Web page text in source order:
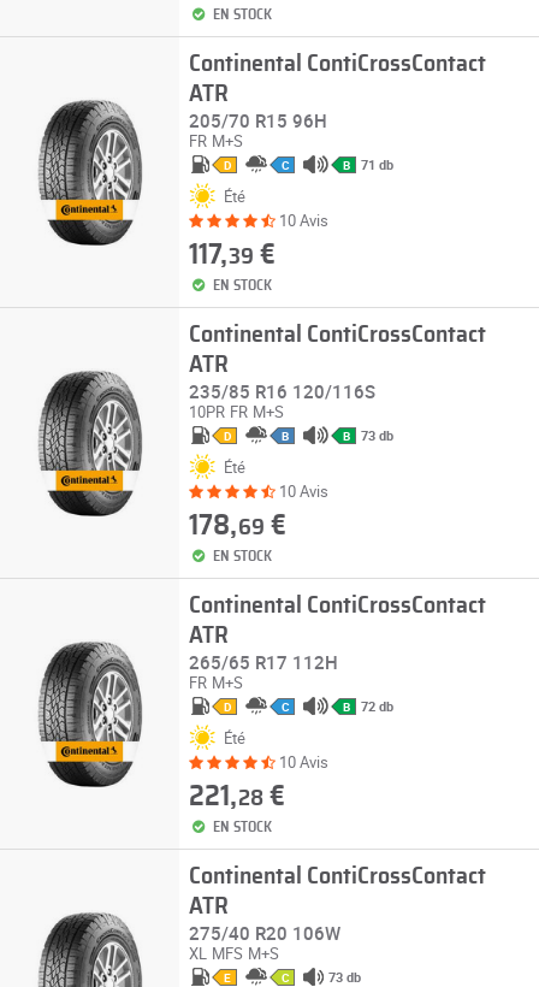
EN STOCK
Continental ContiCrossContact
ATR
205/70 R15 96H
FR M+S
D C B 71 db
Été
10 Avis
117,39 €
EN STOCK
Continental ContiCrossContact
ATR
235/85 R16 120/116S
10PR FR M+S
D B B 73 db
Été
10 Avis
178,69 €
EN STOCK
Continental ContiCrossContact
ATR
265/65 R17 112H
FR M+S
D C B 72 db
Été
10 Avis
221,28€
EN STOCK
Continental ContiCrossContact
ATR
275/40 R20 106W
XL MFS M+S
E C 73 db